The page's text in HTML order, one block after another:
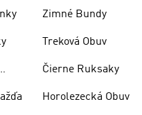
Zimné Bundy
Treková Obuv
Čierne Ruksaky
Horolezecká Obuv